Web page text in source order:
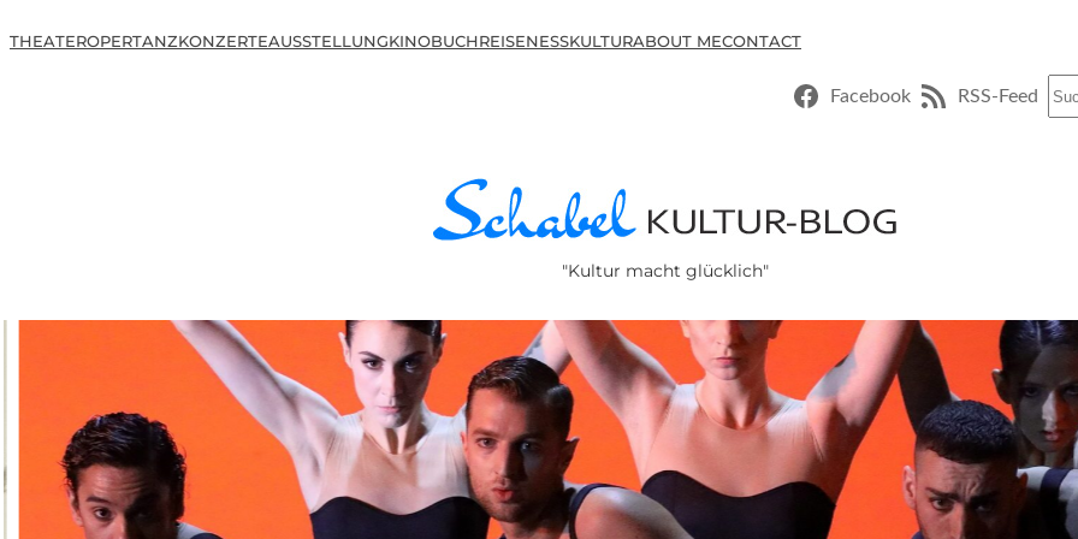
THEATEROPERTANZKONZERTEAUSSTELLUNGKINOBUCHREISENESSKULTURABOUT MECONTACT
Facebook RSS-Feed
"Kultur macht glücklich"